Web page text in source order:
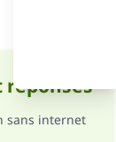
réponses
sans internet